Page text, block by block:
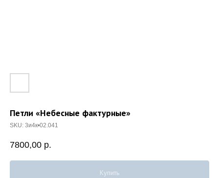
Петли «Небесные фактурные»
SKU: 3и4к•02.041
7800,00 р.
Купить